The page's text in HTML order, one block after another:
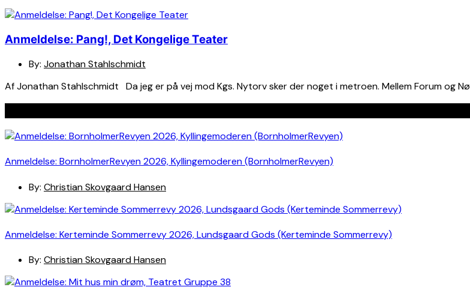
Anmeldelse: Pang!, Det Kongelige Teater
By: Jonathan Stahlschmidt
Af Jonathan Stahlschmidt Da jeg er på vej mod Kgs. Nytorv sker der noget i metroen. Mellem Forum og
Anmeldelse: BornholmerRevyen 2026, Kyllingemoderen (BornholmerRevyen)
By: Christian Skovgaard Hansen
Anmeldelse: Kerteminde Sommerrevy 2026, Lundsgaard Gods (Kerteminde Sommerrevy)
By: Christian Skovgaard Hansen